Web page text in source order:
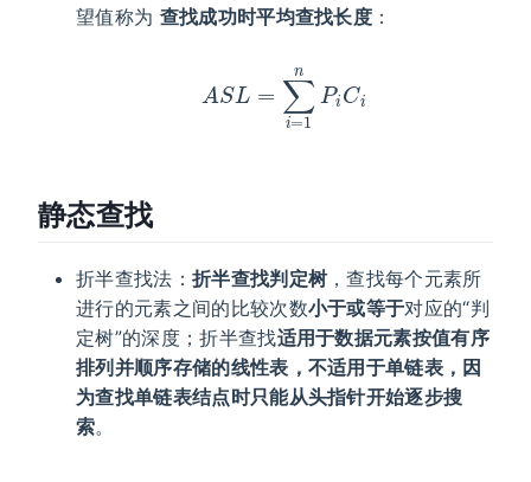
望值称为 查找成功时平均查找长度 ：
静态查找
折半查找法： 折半查找判定树，查找每个元素所
进行的元素之间的比较次数小于或等于对应的“判
定树”的深度；折半查找适用于数据元素按值有序
排列并顺序存储的线性表，不适用于单链表，因
为查找单链表结点时只能从头指针开始逐步搜
索。